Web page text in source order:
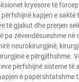
kryesore të
kapjen e saktë
të gjakut dhe prerjen
pa zëvendësueshme në
neurokirurgjinë,
e përgjithshme.
përfshijnë sisteme të
e papërshtatshme